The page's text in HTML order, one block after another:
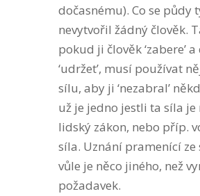
dočasnému). Co se půdy
nevytvořil žádný člověk.
pokud ji člověk ‘zabere’ a
‘udržet’, musí používat
sílu, aby ji ‘nezabral’
už je jedno jestli ta síla je
lidský zákon, nebo příp.
síla. Uznání pramenící ze
vůle je něco jiného, než
požadavek.